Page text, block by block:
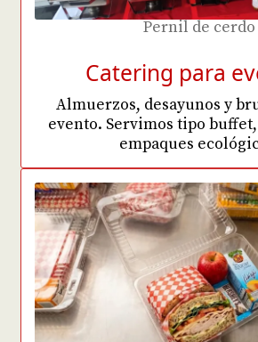
Pernil de cerdo
Catering para
Almuerzos, desayunos y
evento. Servimos tipo
empaques